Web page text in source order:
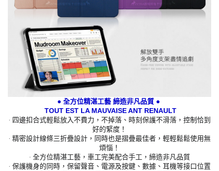
● 全方位精湛工藝 締造非凡品質 ●
TOUT EST LA MAUVAISE ANT RENAULT
‧ 四邊扣合式輕鬆放入不費力，不掉落、時刻保護不滑落，控制恰到
好的緊度！
‧ 精密設計線條三折疊設計，同時也是摺疊最佳者，輕輕鬆鬆使用無
煩惱！
‧ 全方位精湛工藝，車工完美配合手工，締造非凡品質
‧ 保護機身的同時，保留聲音、電源及按鍵、數據、耳機等接口位置